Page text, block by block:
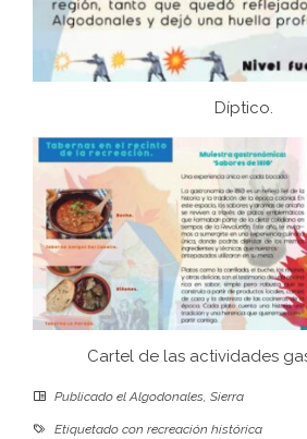
Díptico.
Cartel de las actividades
Publicado elAlgodonales, Sierra
Etiquetado con recreación histórica